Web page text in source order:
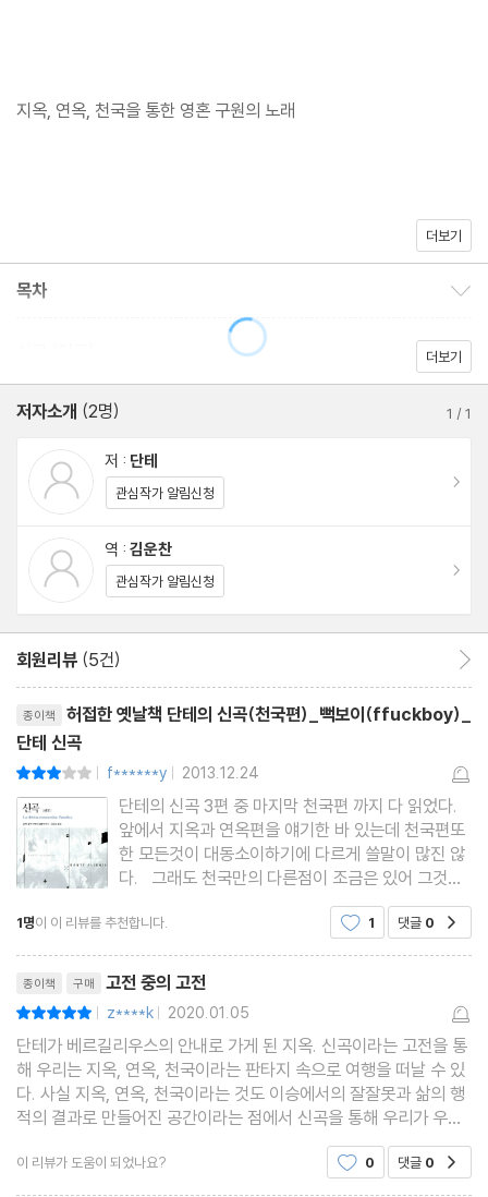
지옥, 연옥, 천국을 통한 영혼 구원의 노래
이탈리아의 시인 단테의 대표작으로 1만 4,233행으로 이루어진 장
편 서사시이다. 총 1만 4233행으로 된 이 대서사시는 장대한 분량
고전의 대표적인 작품으로 손꼽힌다. 지옥, 연옥, 천국 등 3편으로
구성되었다. 이 책은 단테 자신으로 추정되는 한 시인이 성 목요일
심야부터 성 금요일 날이 채 밝기 전까지 여행하는 이야기 중 천국에
서의 이야기를 담고 있다.
작품 인물로 직접 등장한 ‘단테’가 서른다섯 살이 되던 해 성聖 금요
일 전날 밤 어두운 숲에서 길을 잃고 헤매고 있을 때 마침 나타난 로
마의 시인 베르길리우스의 안내로 지옥地獄과 연옥煉獄을 방문해
천태만상의 인간들의 죄와 벌을 목격하게 한 다음 구원의 여인인 베
아트리체에게로 가고, 다시 그녀를 따라 천국에 이르러 성 베르나르
의 안내로 천상 속에서 삼위일체의 신비를 맛보게 된다는 내용으로
7일 6시간 동안의 이야기다. 여기에는 단테의 해박한 지식, 그의 자
서전적인 이야기, 당대의 정치 상황뿐 아니라 기독교가 삶의 틀이었
던 중세의 세계관이 총체적으로 집약되어 있다.
더보기
목차
더보기
저자소개 (2명) 1 /1
저 : 단테
관심작가 알림신청
역 : 김운찬
관심작가 알림신청
회원리뷰 (5건)
종이책
허접한 옛날책 단테의 신곡(천국편)_뻑보이(ffuckboy)_
단테 신곡
| f******y | 2013.12.24
단테의 신곡 3편 중 마지막 천국편 까지 다 읽었다.
앞에서 지옥과 연옥편을 얘기한 바 있는데 천국편또
한 모든것이 대동소이하기에 다르게 쓸말이 많진 않
다. 그래도 천국만의 다른점이 조금은 있어 그것을
한 묘사가 거의 없다. 앞서 지옥에서는 지옥의 각 층
하는
1명이 이 리뷰를 추천합니다. 1 댓글 0
종이책 구매 고전 중의 고전
| z****k | 2020.01.05
단테가 베르길리우스의 안내로 가게 된 지옥. 신곡이라는 고전을 통
해 우리는 지옥, 연옥, 천국이라는 판타지 속으로 여행을 떠날 수 있
다. 사실 지옥, 연옥, 천국이라는 것도 이승에서의 잘잘못과 삶의 행
적의 결과로 만들어진 공간이라는 점에서 신곡을 통해 우리가 우리
네 삶을 돌아보는 계기로 삼을 수도 있을 것이다. 물론 지금이 단테
가 살던 시기와 상당한 시차가 있긴 하지만 상
이 리뷰가 도움이 되었나요? 0 댓글 0